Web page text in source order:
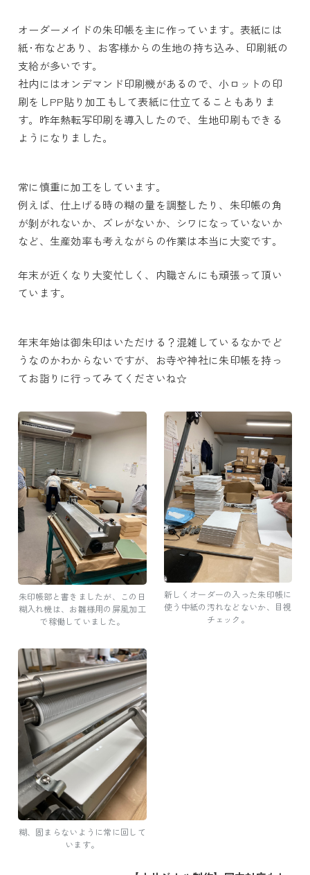
オーダーメイドの朱印帳を主に作っています。表紙には
紙･布などあり、お客様からの生地の持ち込み、印刷紙の
支給が多いです。
社内にはオンデマンド印刷機があるので、小ロットの印
刷をしPP貼り加工もして表紙に仕立てることもありま
す。昨年熱転写印刷を導入したので、生地印刷もできる
ようになりました。
常に慎重に加工をしています。
例えば、仕上げる時の糊の量を調整したり、朱印帳の角
が剝がれないか、ズレがないか、シワになっていないか
など、生産効率も考えながらの作業は本当に大変です。
年末が近くなり大変忙しく、内職さんにも頑張って頂い
ています。
年末年始は御朱印はいただける？混雑しているなかでど
うなのかわからないですが、お寺や神社に朱印帳を持っ
てお詣りに行ってみてくださいね☆
朱印帳部と書きましたが、この日
糊入れ機は、お雛様用の屏風加工
で稼働していました。
新しくオーダーの入った朱印帳に
使う中紙の汚れなどないか、目視
チェック。
糊、固まらないように常に回して
います。